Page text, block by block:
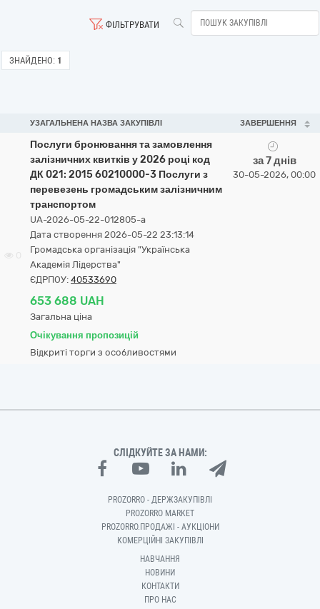
ФІЛЬТРУВАТИ
ЗНАЙДЕНО: 1
УЗАГАЛЬНЕНА НАЗВА ЗАКУПІВЛІ ЗАВЕРШЕННЯ
Послуги бронювання та замовлення
залізничних квитків у 2026 році код
ДК 021: 2015 60210000-3 Послуги з
перевезень громадським залізничним
транспортом
UA-2026-05-22-012805-a
Дата створення 2026-05-22 23:13:14
Громадська організація "Українська
Академія Лідерства"
ЄДРПОУ: 40533690
653 688 UAH
Загальна ціна
Очікування пропозицій
Відкриті торги з особливостями
за 7 днів
30-05-2026, 00:00
СЛІДКУЙТЕ ЗА НАМИ:
PROZORRO - ДЕРЖЗАКУПІВЛІ
PROZORRO MARKET
PROZORRO.ПРОДАЖІ - АУКЦІОНИ
КОМЕРЦІЙНІ ЗАКУПІВЛІ
НАВЧАННЯ
НОВИНИ
КОНТАКТИ
ПРО НАС